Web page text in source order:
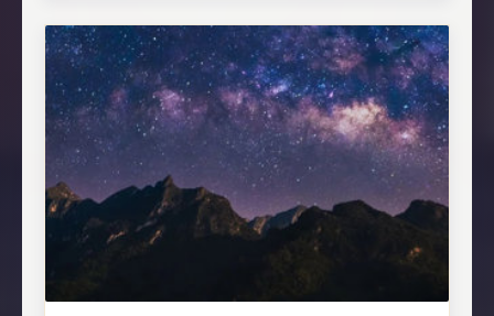
sur l’argumentation. Il y a eu un temps où je
pensais...